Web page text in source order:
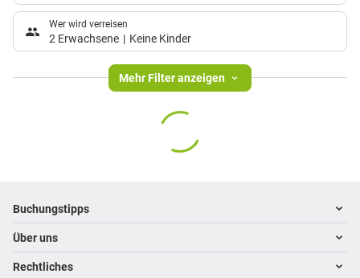
Wer wird verreisen
2 Erwachsene Keine Kinder
Mehr Filter anzeigen
Footer navigation
Buchungstipps
Warum im Reisebüro buchen
Hoteltipps
Über uns
Kontakt
Rechtliches